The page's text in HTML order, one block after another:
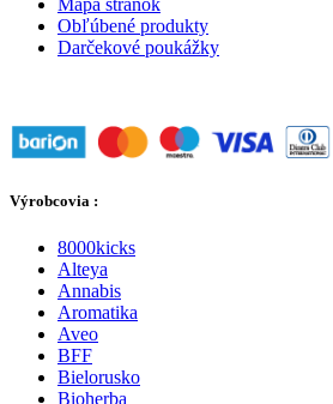
Mapa stránok
Obľúbené produkty
Darčekové poukážky
Výrobcovia :
8000kicks
Alteya
Annabis
Aromatika
Aveo
BFF
Bielorusko
Bioherba